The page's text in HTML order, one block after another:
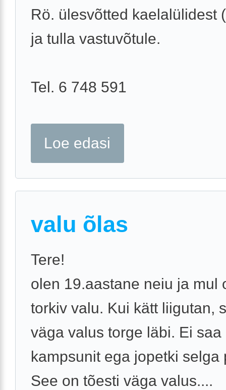
Rö. ülesvõtted kaelalülidest
ja tulla vastuvõtule.
Tel. 6 748 591
Loe edasi
valu õlas
Tere!
olen 19.aastane neiu ja mul
torkiv valu. Kui kätt liigutan,
väga valus torge läbi. Ei
kampsunit ega jopetki selga
See on tõesti väga valus....